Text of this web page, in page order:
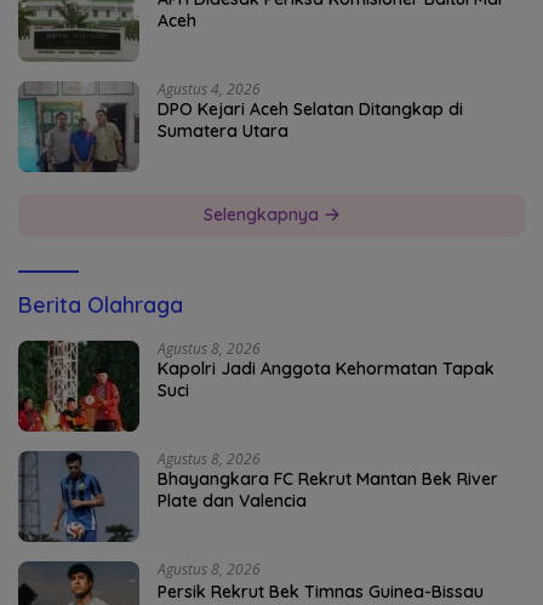
Aceh
Agustus 4, 2026
DPO Kejari Aceh Selatan Ditangkap di
Sumatera Utara
Selengkapnya
Berita Olahraga
Agustus 8, 2026
Kapolri Jadi Anggota Kehormatan Tapak
Suci
Agustus 8, 2026
Bhayangkara FC Rekrut Mantan Bek River
Plate dan Valencia
Agustus 8, 2026
Persik Rekrut Bek Timnas Guinea-Bissau